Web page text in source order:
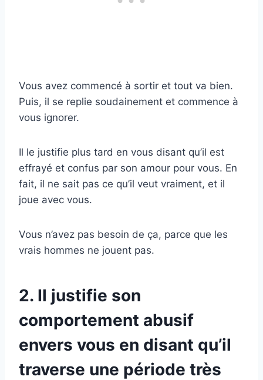
Vous avez commencé à sortir et tout va bien.
Puis, il se replie soudainement et commence à
vous ignorer.
Il le justifie plus tard en vous disant qu’il est
effrayé et confus par son amour pour vous. En
fait, il ne sait pas ce qu’il veut vraiment, et il
joue avec vous.
Vous n’avez pas besoin de ça, parce que les
vrais hommes ne jouent pas.
2. Il justifie son
comportement abusif
envers vous en disant qu’il
traverse une période très